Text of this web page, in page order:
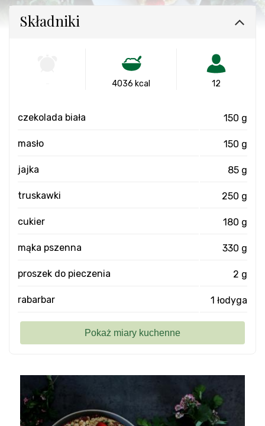
Składniki
4036 kcal 12
czekolada biała 150 g
masło 150 g
jajka 85 g
truskawki 250 g
cukier 180 g
mąka pszenna 330 g
proszek do pieczenia 2 g
rabarbar 1 łodyga